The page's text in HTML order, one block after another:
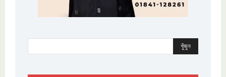
খুঁজুন